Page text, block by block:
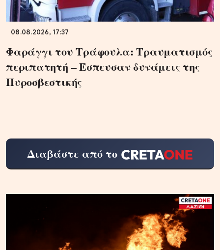
08.08.2026, 17:37
Φαράγγι του Τράφουλα: Τραυματισμός
περιπατητή – Έσπευσαν δυνάμεις της
Πυροσβεστικής
Διαβάστε από το